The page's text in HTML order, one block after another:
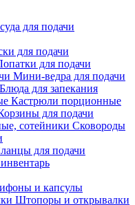
для подачи
для подачи
для подачи
Мини-ведра для подачи
Блюда для запекания
Кастрюли порционные
для подачи
Сковороды
для подачи
и капсулы
Штопоры и открывалки